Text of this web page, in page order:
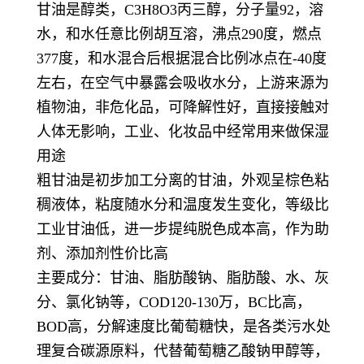
甘油是醇类，C3H8O3丙三醇，分子量92，溶
水，和水任意比例胡互溶，沸点290度，燃点
377度，和水混合后根据混合比例冰点在-40度
左右，在空气中暴露会吸收水分，上游来源为
植物油，非危化品，可降解性好，直接接触对
人体无影响，工业、化妆品中经常用来做保湿
用途
粗甘油是初步加工分离的甘油，外观呈棕色粘
稠液体，粘度随水分和温度发生变化，等级比
工业甘油低，进一步提纯脱色成本高，作为助
剂、添加剂性价比高
主要成分：甘油、脂肪酸钠、脂肪酸、水、灰
分、氯化钠等，COD120-130万，BC比高，
BOD高，分解速度比葡萄糖快，是各类污水处
理复合碳源原料，代替葡萄糖乙酸钠甲醇等，